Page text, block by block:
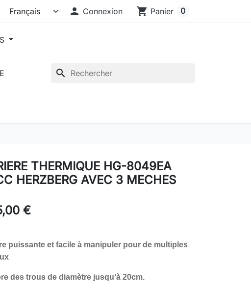
 Connexion shopping_cart Panier 0
search
THERMIQUE HG-8049EA
HERZBERG AVEC 3 MECHES
€
puissante et facile à manipuler pour de multiples
des trous de diamètre jusqu’à 20cm.